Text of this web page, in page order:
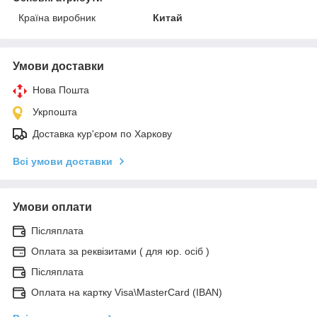
Країна виробник
Китай
Умови доставки
Нова Пошта
Укрпошта
Доставка кур'єром по Харкову
Всі умови доставки
Умови оплати
Післяплата
Оплата за реквізитами ( для юр. осіб )
Післяплата
Оплата на картку Visa\MasterCard (IBAN)